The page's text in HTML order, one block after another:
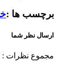
برچسب ها :
ارسال نظر شما
مجموع نظرات : 0